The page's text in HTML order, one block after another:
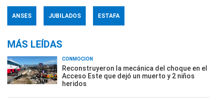
ANSES JUBILADOS ESTAFA
MÁS LEÍDAS
CONMOCIÓN
Reconstruyeron la mecánica del choque en el
Acceso Este que dejó un muerto y 2 niños
heridos